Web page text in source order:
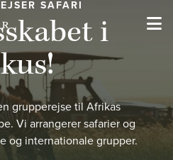
SAFARI
i
grupperejse til Afrikas
Vi arrangerer safarier og
og internationale grupper.